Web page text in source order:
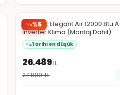
%5
Hepsiburada
Baymak Elegant Aır 12000 Btu
İnverter Klima (Montaj Dahil)
Tarihi en düşük
26.489TL
27.899TL